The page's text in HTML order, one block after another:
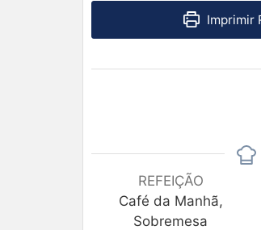
Imprimir
REFEIÇÃO
Café da Manhã,
Sobremesa